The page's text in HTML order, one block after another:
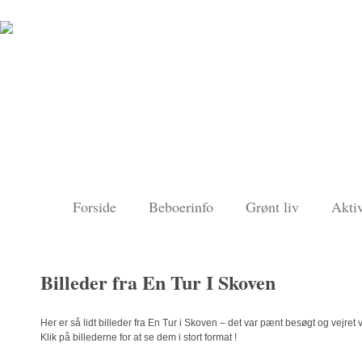
Forside Beboerinfo Grønt liv
Billeder fra En Tur I Skoven
Her er så lidt billeder fra En Tur i Skoven – det var pænt besøgt og vejret
Klik på billederne for at se dem i stort format !